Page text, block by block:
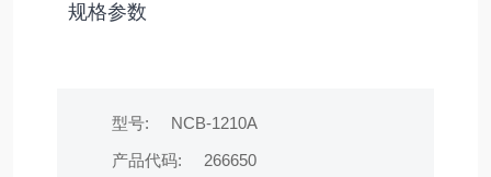
规格参数
型号:
NCB-1210A
产品代码:
266650